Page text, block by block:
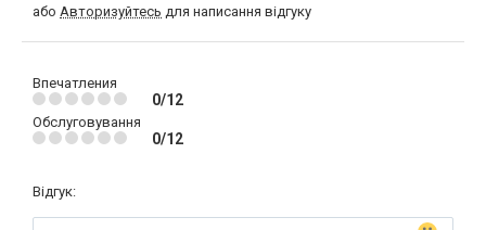
або Авторизуйтесь для написання відгуку
Впечатления
0/12
Обслуговування
0/12
Відгук: